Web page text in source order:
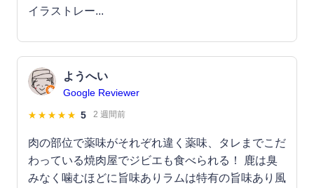
イラストレー...
ようへい
Google Reviewer
5
2 週間前
肉の部位で薬味がそれぞれ違く薬味、タレまでこだ
わっている焼肉屋でジビエも食べられる！ 鹿は臭
みなく噛むほどに旨味ありラムは特有の旨味あり風